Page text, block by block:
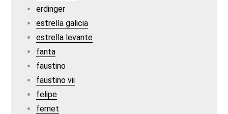
erdinger
estrella galicia
estrella levante
fanta
faustino
faustino vii
felipe
fernet